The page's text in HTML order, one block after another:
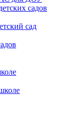
садов
сад